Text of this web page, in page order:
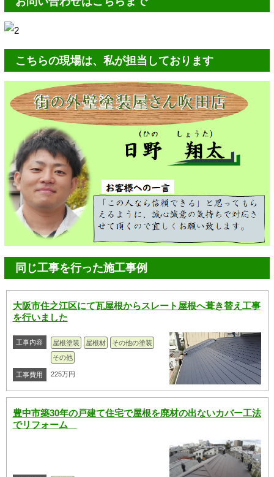
こちらの現場は、私が担当しております
同じ工事を行った施工事例
大阪市住之江区にて瓦屋根からスレート屋根へ葺き替え工事
を行いました
工事内容 屋根塗装 屋根材
その他の塗装
その他
工事費用 225万円
豊中市築30年の戸建て住宅で屋根を廃材の出ないカバー工法
でリフォーム